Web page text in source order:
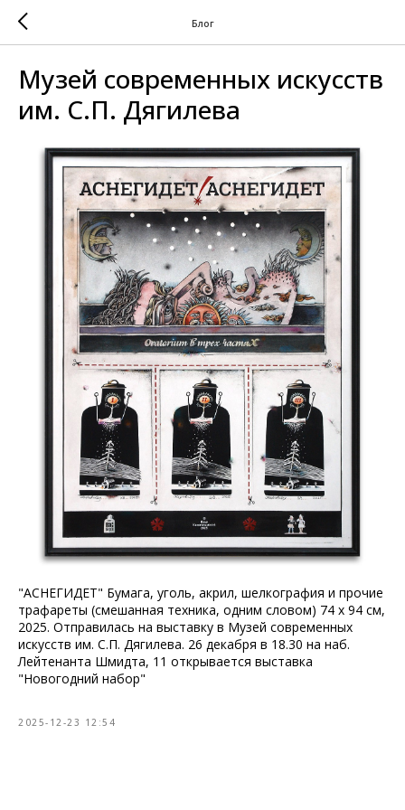
Блог
Музей современных искусств
им. С.П. Дягилева
"АСНЕГИДЕТ" Бумага, уголь, акрил, шелкография и прочие
трафареты (смешанная техника, одним словом) 74 х 94 см,
2025. Отправилась на выставку в Музей современных
искусств им. С.П. Дягилева. 26 декабря в 18.30 на наб.
Лейтенанта Шмидта, 11 открывается выставка
"Новогодний набор"
2025-12-23 12:54